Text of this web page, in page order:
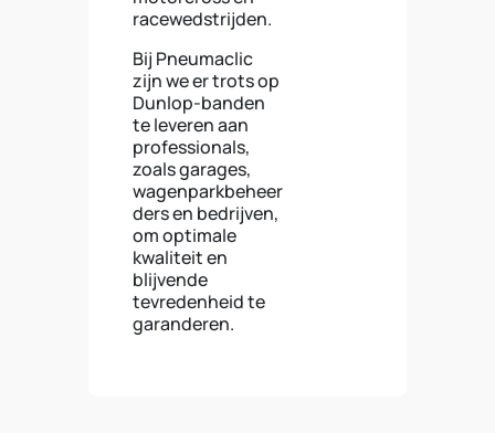
racewedstrijden.
Bij Pneumaclic
zijn we er trots op
Dunlop-banden
te leveren aan
professionals,
zoals garages,
wagenparkbeheer
ders en bedrijven,
om optimale
kwaliteit en
blijvende
tevredenheid te
garanderen.